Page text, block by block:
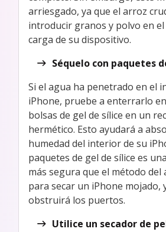
arriesgado, ya que el arroz
introducir granos y polvo en
carga de su dispositivo.
Séquelo con paquetes
Si el agua ha penetrado en el
iPhone, pruebe a enterrarlo
bolsas de gel de sílice en un
hermético. Esto ayudará a
humedad del interior de su
paquetes de gel de sílice es
más segura que el método del
para secar un iPhone mojado,
obstruirá los puertos.
Utilice un secador de